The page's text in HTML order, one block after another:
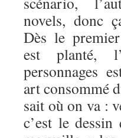
novels, donc
Dès le
est planté,
personnages
art consommé
sait où on va :
c’est le